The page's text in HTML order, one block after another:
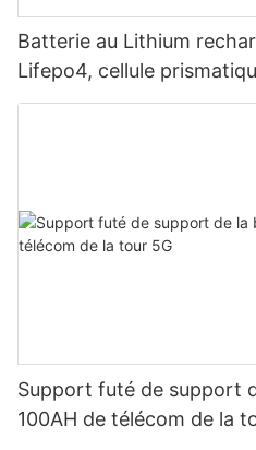
Batterie au Lithium
Lifepo4, cellule
Support futé de support
100AH ​​de télécom de la